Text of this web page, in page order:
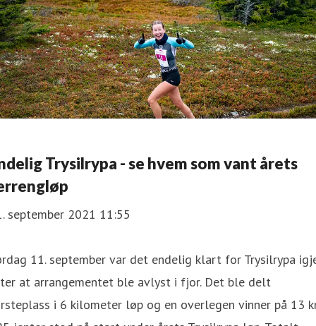
Trysilrypa - se hvem som vant årets
september 2021 11:55
11. september var det endelig klart for Trysilrypa
at arrangementet ble avlyst i fjor. Det ble delt
i 6 kilometer løp og en overlegen vinner på 13